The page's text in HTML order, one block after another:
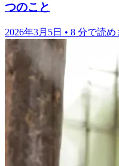
つのこと
2026年3月5日 • 8 分で読め